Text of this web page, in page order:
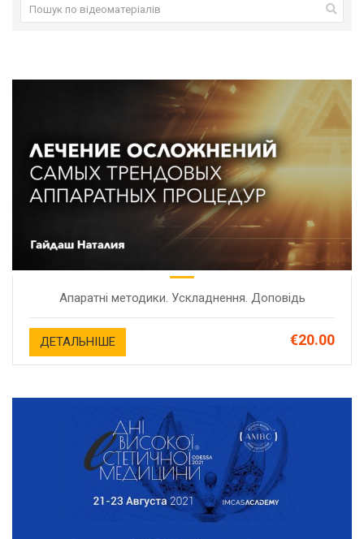
Апаратні методики. Ускладнення. Доповідь
ДЕТАЛЬНІШЕ €20.00